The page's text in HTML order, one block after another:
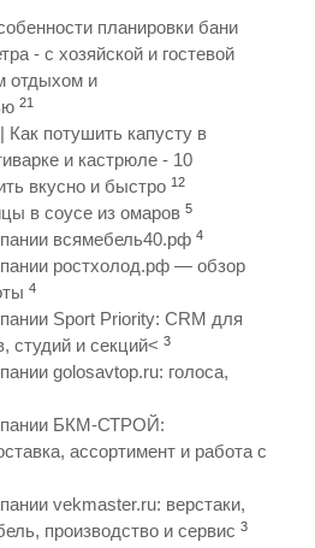
планировки бани
- с хозяйской и гостевой
отдыхом и
21
Как потушить капусту в
и кастрюле - 10
вкусно и быстро 12
в соусе из омаров 5
всямебель40.рф 4
ростхолод.рф — обзор
4
Sport Priority: CRM для
студий и секций< 3
golosavtop.ru: голоса,
БКМ-СТРОЙ:
ассортимент и работа с
vekmaster.ru: верстаки,
производство и сервис 3